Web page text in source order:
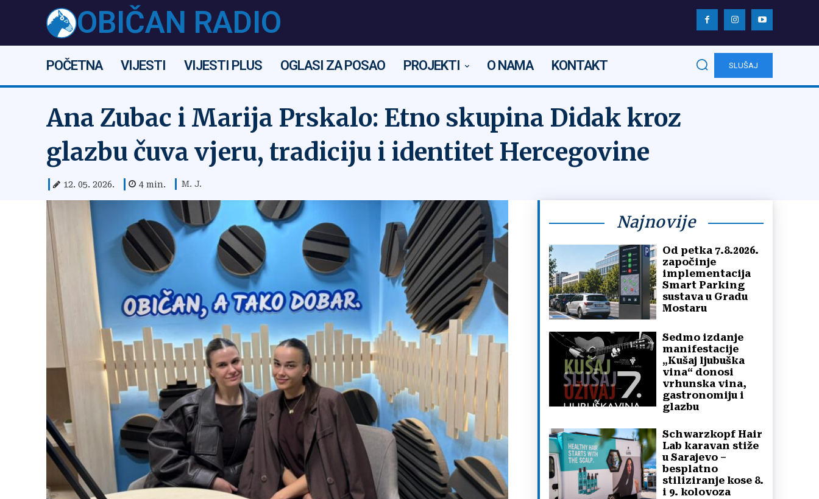
OBIČAN RADIO
POČETNA VIJESTI VIJESTI PLUS OGLASI ZA POSAO PROJEKTI O NAMA KONTAKT SLUŠAJ
Ana Zubac i Marija Prskalo: Etno skupina Didak kroz
glazbu čuva vjeru, tradiciju i identitet Hercegovine
12. 05. 2026. 4 min. M. J.
Najnovije
Od petka 7.8.2026.
započinje
implementacija
Smart Parking
sustava u Gradu
Mostaru
Sedmo izdanje
manifestacije
„Kušaj ljubuška
vina“ donosi
vrhunska vina,
gastronomiju i
glazbu
Schwarzkopf Hair
Lab karavan stiže
u Sarajevo –
besplatno
stiliziranje kose 8.
i 9. kolovoza